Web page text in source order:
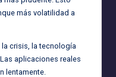
más volatilidad a
la crisis, la tecnología
aplicaciones reales
lentamente.